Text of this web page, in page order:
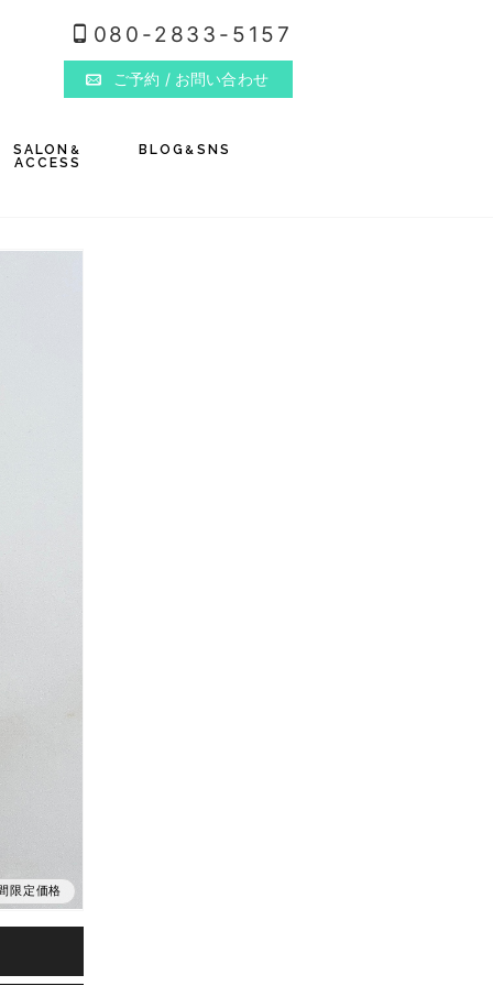
080-2833-5157
ご予約 / お問い合わせ
SALON &
ACCESS
BLOG & SNS
限定価格